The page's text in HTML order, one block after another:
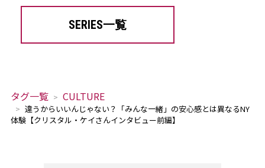
SERIES一覧
タグ一覧 CULTURE
違うからいいんじゃない？「みんな一緒」の安心感とは異なるNY
体験【クリスタル・ケイさんインタビュー前編】